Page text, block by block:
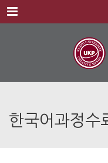
Menu
한국어과정수